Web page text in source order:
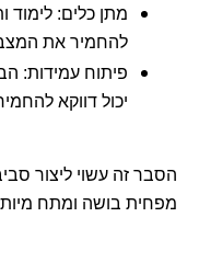
מתן כלים: לימוד
להחמיר את
פיתוח עמידות:
יכול דווקא
הסבר זה עשוי ליצור
מפחית בושה ומתח